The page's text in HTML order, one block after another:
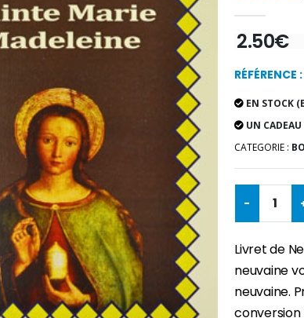
2.50€
EN STOCK
UN
CATEGORIE :
-
Livret de
neuvaine
neuvaine.
conversion